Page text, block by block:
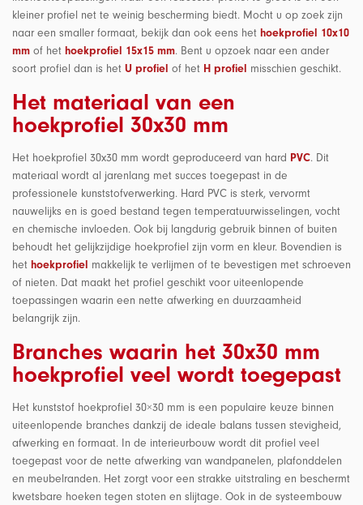
kleiner profiel net te weinig bescherming biedt. Mocht u op zoek zijn
naar een smaller formaat, bekijk dan ook eens het hoekprofiel 10x10
mm of het hoekprofiel 15x15 mm. Bent u opzoek naar een ander
soort profiel dan is het U profiel of het H profiel misschien geschikt.
Het materiaal van een
hoekprofiel 30x30 mm
Het hoekprofiel 30x30 mm wordt geproduceerd van hard PVC. Dit
materiaal wordt al jarenlang met succes toegepast in de
professionele kunststofverwerking. Hard PVC is sterk, vervormt
nauwelijks en is goed bestand tegen temperatuurwisselingen, vocht
en chemische invloeden. Ook bij langdurig gebruik binnen of buiten
behoudt het gelijkzijdige hoekprofiel zijn vorm en kleur. Bovendien is
het hoekprofiel makkelijk te verlijmen of te bevestigen met schroeven
of nieten. Dat maakt het profiel geschikt voor uiteenlopende
toepassingen waarin een nette afwerking en duurzaamheid
belangrijk zijn.
Branches waarin het 30x30 mm
hoekprofiel veel wordt toegepast
Het kunststof hoekprofiel 30×30 mm is een populaire keuze binnen
uiteenlopende branches dankzij de ideale balans tussen stevigheid,
afwerking en formaat. In de interieurbouw wordt dit profiel veel
toegepast voor de nette afwerking van wandpanelen, plafonddelen
en meubelranden. Het zorgt voor een strakke uitstraling en beschermt
kwetsbare hoeken tegen stoten en slijtage. Ook in de systeembouw